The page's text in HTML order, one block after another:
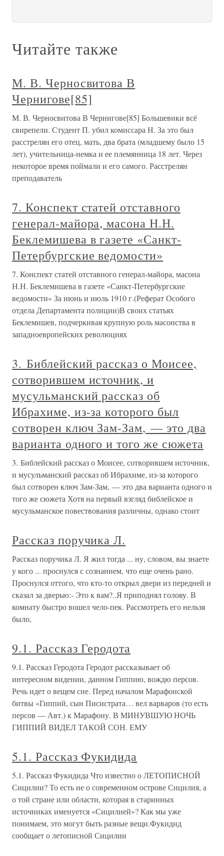
Читайте также
М. В. Черносвитова В
Чернигове[85]
М. В. Черносвитова В Чернигове[85] Большевики всё
свирепели. Студент П. убил комиссара Н. За это был
расстрелян его отец, мать, два брата (младшему было 15
лет), учительница-немка и ее племянница 18 лет. Через
некоторое время поймали и его самого. Расстрелян
преподаватель
7. Конспект статей отставного
генерал-майора, масона Н.Н.
Беклемишева в газете «Санкт-
Петербургские ведомости»
7. Конспект статей отставного генерал-майора, масона
Н.Н. Беклемишева в газете «Санкт-Петербургские
ведомости» За июнь и июль 1910 г.(Реферат Особого
отдела Департамента полиции)В своих статьях
Беклемишев, подчеркивая крупную роль масонства в
западноевропейских революциях
3. Библейский рассказ о Моисее,
сотворившем источник, и
мусульманский рассказ об
Ибрахиме, из-за которого был
сотворен ключ Зам-Зам, — это два
варианта одного и того же сюжета
3. Библейский рассказ о Моисее, сотворившем источник,
и мусульманский рассказ об Ибрахиме, из-за которого
был сотворен ключ Зам-Зам, — это два варианта одного и
того же сюжета Хотя на первый взгляд библейское и
мусульманское повествования различны, однако стоит
Рассказ поручика Л.
Рассказ поручика Л. Я жил тогда ... ну, словом, вы знаете
у кого ... проснулся с сознанием, что еще очень рано.
Проснулся оттого, что кто-то открыл двери из передней и
сказал за дверью:- Это к вам?..Я приподнял голову. В
комнату быстро вошел чело-пек. Рассмотреть его нельзя
было,
9.1. Рассказ Геродота
9.1. Рассказ Геродота Геродот рассказывает об
интересном видении, данном Гиппию, вождю персов.
Речь идет о вещем сне. Перед началом Марафонской
битвы «Гиппий, сын Писистрата… вел варваров (то есть
персов — Авт.) к Марафону. В МИНУВШУЮ НОЧЬ
ГИППИЙ ВИДЕЛ ТАКОЙ СОН. ЕМУ
5.1. Рассказ Фукидида
5.1. Рассказ Фукидида Что известно о ЛЕТОПИСНОЙ
Сицилии? То есть не о современном острове Сицилия, а
о той стране или области, которая в старинных
источниках именуется «Сицилией»? Как мы уже
понимаем, это могут быть разные вещи.Фукидид
сообщает о летописной Сицилии